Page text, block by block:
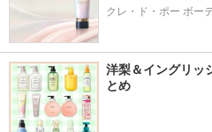
クレ・ド・ポー ボー
洋梨＆イングリッ
とめ